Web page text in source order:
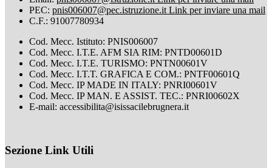
PEC: pnis006007@pec.istruzione.it Link per inviare una mail
C.F.: 91007780934
Cod. Mecc. Istituto: PNIS006007
Cod. Mecc. I.T.E. AFM SIA RIM: PNTD00601D
Cod. Mecc. I.T.E. TURISMO: PNTN00601V
Cod. Mecc. I.T.T. GRAFICA E COM.: PNTF00601Q
Cod. Mecc. IP MADE IN ITALY: PNRI00601V
Cod. Mecc. IP MAN. E ASSIST. TEC.: PNRI00602X
E-mail: accessibilita@isissacilebrugnera.it
Sezione Link Utili